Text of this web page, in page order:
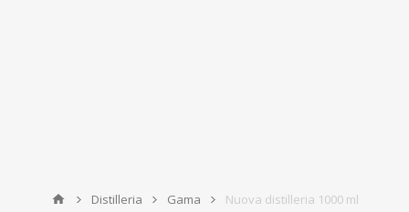
Distilleria Gama Nuova distilleria 1000 ml